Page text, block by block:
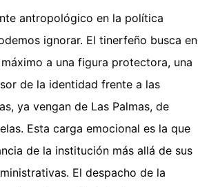
antropológico en la política
ignorar. El tinerfeño busca en
a una figura protectora, una
de la identidad frente a las
ya vengan de Las Palmas, de
Esta carga emocional es la que
de la institución más allá de sus
El despacho de la